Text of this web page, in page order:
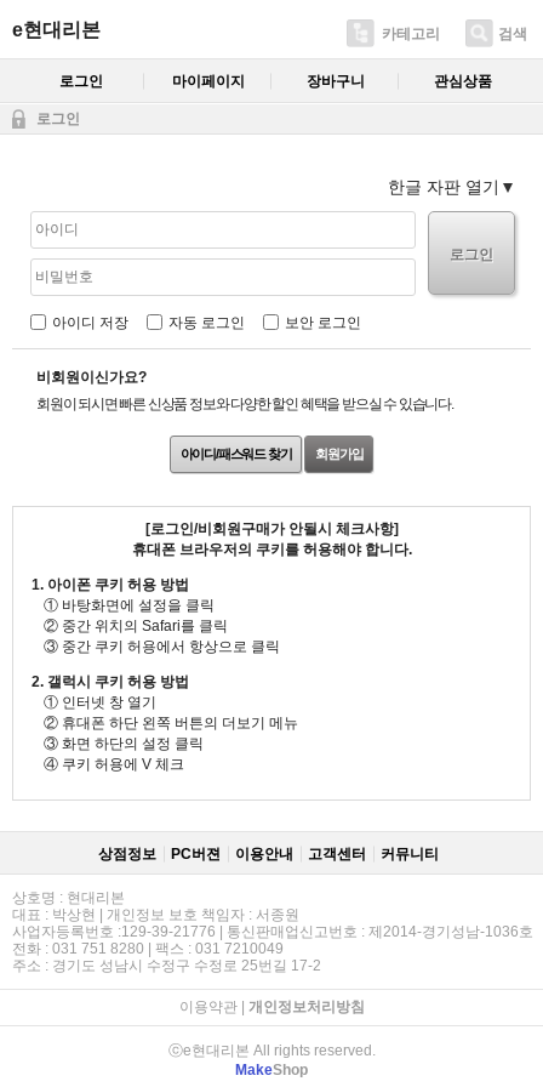
e현대리본 카테고리 검색
로그인 마이페이지 장바구니 관심상품
로그인
한글 자판 열기
로그인
아이디 저장 자동 로그인 보안 로그인
비회원이신가요?
회원이 되시면 빠른 신상품 정보와 다양한 할인 혜택을 받으실 수 있습니다.
아이디/패스워드 찾기 회원가입
[로그인/비회원구매가 안될시 체크사항]
휴대폰 브라우저의 쿠키를 허용해야 합니다.
1. 아이폰 쿠키 허용 방법
① 바탕화면에 설정을 클릭
② 중간 위치의 Safari를 클릭
③ 중간 쿠키 허용에서 항상으로 클릭
2. 갤럭시 쿠키 허용 방법
① 인터넷 창 열기
② 휴대폰 하단 왼쪽 버튼의 더보기 메뉴
③ 화면 하단의 설정 클릭
④ 쿠키 허용에 V 체크
상점정보 PC버젼 이용안내 고객센터 커뮤니티
상호명 : 현대리본
대표 : 박상현 | 개인정보 보호 책임자 : 서종원
사업자등록번호 :129-39-21776 | 통신판매업신고번호 : 제2014-경기성남-1036호
전화 : 031 751 8280 | 팩스 : 031 7210049
주소 : 경기도 성남시 수정구 수정로 25번길 17-2
이용약관| 개인정보처리방침
ⓒe현대리본 All rights reserved.
MakeShop